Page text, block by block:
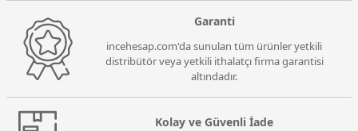
Garanti
incehesap.com'da sunulan tüm ürünler yetkili
distribütör veya yetkili ithalatçı firma garantisi
altındadır.
Kolay ve Güvenli İade